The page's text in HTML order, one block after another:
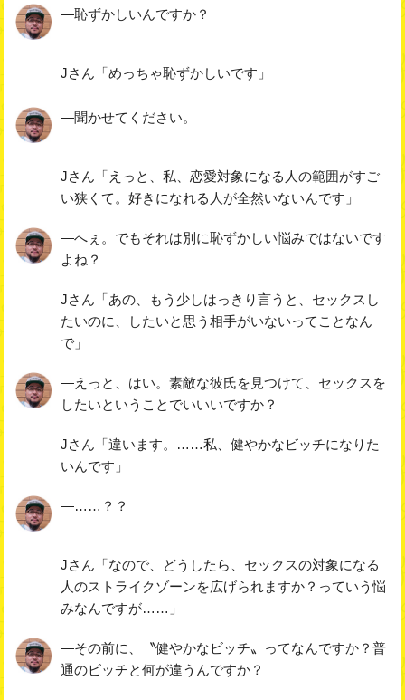
―恥ずかしいんですか？
Jさん「めっちゃ恥ずかしいです」
―聞かせてください。
Jさん「えっと、私、恋愛対象になる人の範囲がすご
い狭くて。好きになれる人が全然いないんです」
―へぇ。でもそれは別に恥ずかしい悩みではないです
よね？
Jさん「あの、もう少しはっきり言うと、セックスし
たいのに、したいと思う相手がいないってことなん
で」
―えっと、はい。素敵な彼氏を見つけて、セックスを
したいということでいいいですか？
Jさん「違います。……私、健やかなビッチになりた
いんです」
―……？？
Jさん「なので、どうしたら、セックスの対象になる
人のストライクゾーンを広げられますか？っていう悩
みなんですが……」
―その前に、〝健やかなビッチ〟ってなんですか？普
通のビッチと何が違うんですか？